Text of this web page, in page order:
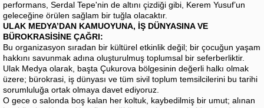
performans, Serdal Tepe'nin de altını çizdiği gibi, Kerem Yusuf’un
geleceğine örülen sağlam bir tuğla olacaktır.
ULAK MEDYA’DAN KAMUOYUNA, İŞ DÜNYASINA VE
BÜROKRASİSİNE ÇAĞRI:
Bu organizasyon sıradan bir kültürel etkinlik değil; bir çocuğun yaşam
hakkını savunmak adına oluşturulmuş toplumsal bir seferberliktir.
Ulak Medya olarak, başta Çukurova bölgesinin değerli halkı olmak
üzere; bürokrasi, iş dünyası ve tüm sivil toplum temsilcilerini bu tarihi
sorumluluğa ortak olmaya davet ediyoruz.
O gece o salonda boş kalan her koltuk, kaybedilmiş bir umut; alınan